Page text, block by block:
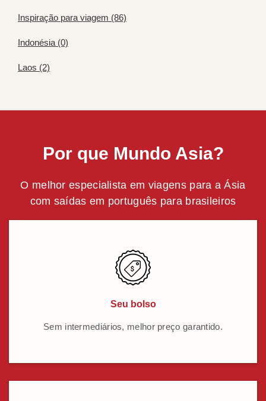
Inspiração para viagem (86)
Indonésia (0)
Laos (2)
Por que Mundo Asia?
O melhor especialista em viagens para a Ásia
com saídas em português para brasileiros
Seu bolso
Sem intermediários, melhor preço garantido.